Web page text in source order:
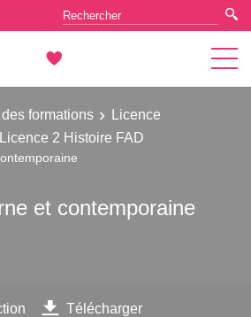
formations
Licence
Licence 2 Histoire FAD
et contemporaine
Télécharger